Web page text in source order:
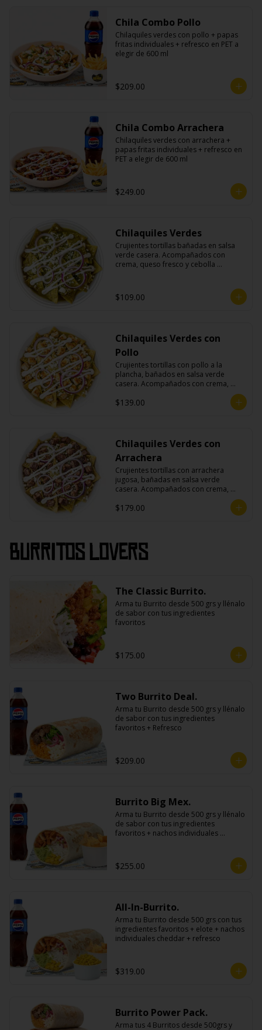
Chila Combo Pollo
Chilaquiles verdes con pollo + papas
fritas individuales + refresco en PET a
elegir de 600 ml
$209.00
Chila Combo Arrachera
Chilaquiles verdes con arrachera +
papas fritas individuales + refresco en
PET a elegir de 600 ml
$249.00
Chilaquiles Verdes
Crujientes tortillas bañadas en salsa
verde casera. Acompañados con
crema, queso fresco y cebolla
$109.00
Chilaquiles Verdes con
Pollo
Crujientes tortillas con pollo a la
plancha, bañados en salsa verde
casera. Acompañados con crema,
$139.00
Chilaquiles Verdes con
Arrachera
Crujientes tortillas con arrachera
jugosa, bañadas en salsa verde
casera. Acompañados con crema,
$179.00
Burritos Lovers
The Classic Burrito.
Arma tu Burrito desde 500 grs y llénalo
de sabor con tus ingredientes
favoritos
$175.00
Two Burrito Deal.
Arma tu Burrito desde 500 grs y llénalo
de sabor con tus ingredientes
favoritos + Refresco
$209.00
Burrito Big Mex.
Arma tu Burrito desde 500 grs y llénalo
de sabor con tus ingredientes
favoritos + nachos individuales
$255.00
All-In-Burrito.
Arma tu Burrito desde 500 grs con tus
ingredientes favoritos + elote + nachos
individuales cheddar + refresco
$319.00
Burrito Power Pack.
Arma tus 4 Burritos desde 500grs y